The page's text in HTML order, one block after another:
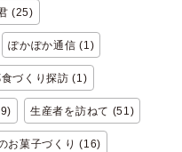
(25)
ぽかぽか通信 (1)
づくり探訪 (1)
生産者を訪ねて (51)
お菓子づくり (16)